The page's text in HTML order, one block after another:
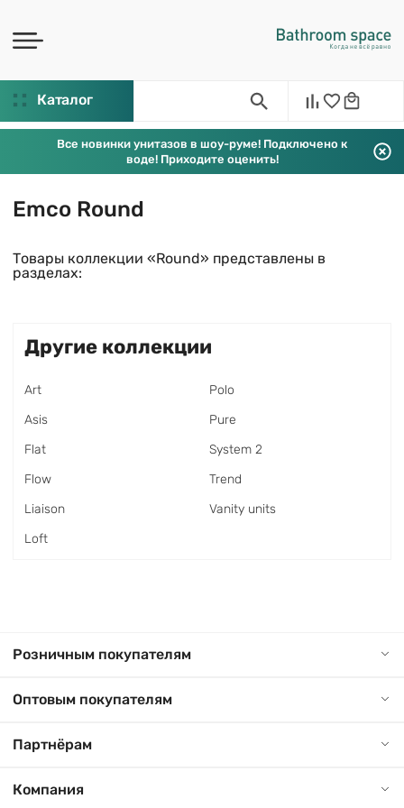
Каталог
Все новинки унитазов в шоу-руме! Подключено к
воде! Приходите оценить!
Emco Round
Товары коллекции «Round» представлены в
разделах:
Другие коллекции
Art
Asis
Flat
Flow
Liaison
Loft
Polo
Pure
System 2
Trend
Vanity units
Розничным покупателям
Оптовым покупателям
Партнёрам
Компания